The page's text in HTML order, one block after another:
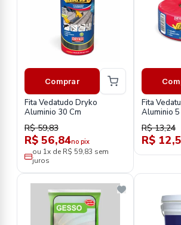
Comprar
Fita Vedatudo Dryko
Aluminio 30 Cm
R$ 59,83
R$ 56,84no pix
ou 1x de R$ 59,83 sem
juros
Fita
Aluminio 5
R$ 13,24
R$